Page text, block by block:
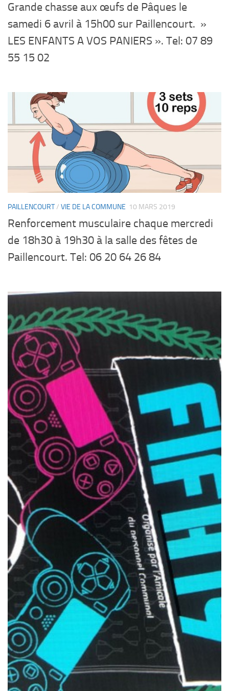
Grande chasse aux œufs de Pâques le
samedi 6 avril à 15h00 sur Paillencourt. »
LES ENFANTS A VOS PANIERS ». Tel: 07 89
55 15 02
PAILLENCOURT/ VIE DE LA COMMUNE 10 MARS 2019
Renforcement musculaire chaque mercredi
de 18h30 à 19h30 à la salle des fêtes de
Paillencourt. Tel: 06 20 64 26 84